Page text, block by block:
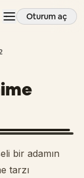
Oturum aç
bir adamın
tarzı